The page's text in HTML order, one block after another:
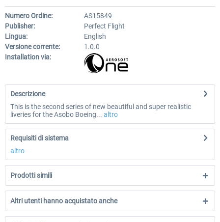
Numero Ordine:
AS15849
Publisher:
Perfect Flight
Lingua:
English
Versione corrente:
1.0.0
Installation via:
Descrizione
This is the second series of new beautiful and super realistic
liveries for the Asobo Boeing... altro
Requisiti di sistema
altro
Prodotti simili
Altri utenti hanno acquistato anche